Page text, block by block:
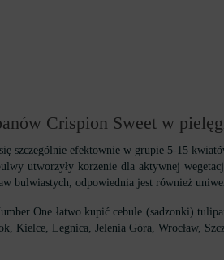
Crispion Sweet w
szczególnie efektownie w grupie 5-15
utworzyły korzenie dla aktywnej
bulwiastych, odpowiednia jest również
One łatwo kupić cebule (sadzonki)
Kielce, Legnica, Jelenia Góra, Wrocław,